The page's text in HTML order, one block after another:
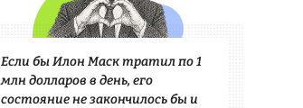
Если бы Илон Маск тратил по 1
млн долларов в день, его
состояние не закончилось бы и